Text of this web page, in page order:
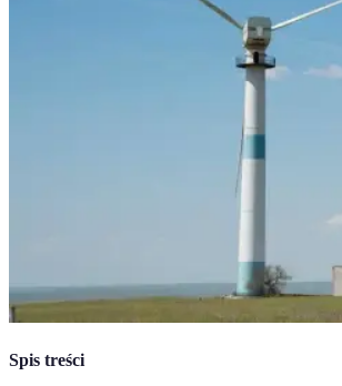
Spis treści